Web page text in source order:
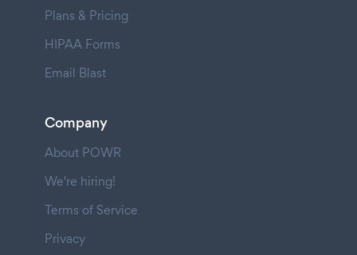
Plans & Pricing
HIPAA Forms
Email Blast
Company
About POWR
We're hiring!
Terms of Service
Privacy